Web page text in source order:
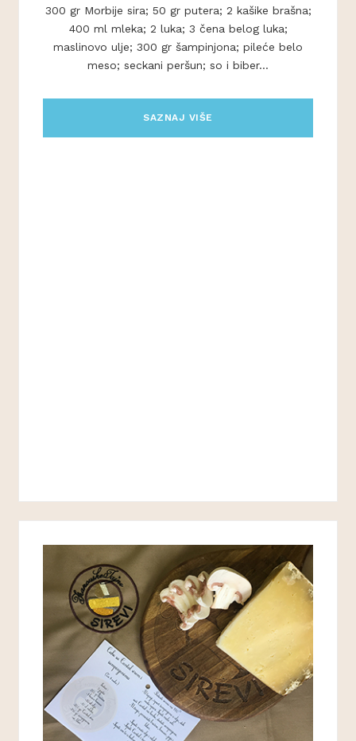
300 gr Morbije sira; 50 gr putera; 2 kašike brašna;
400 ml mleka; 2 luka; 3 čena belog luka;
maslinovo ulje; 300 gr šampinjona; pileće belo
meso; seckani peršun; so i biber...
SAZNAJ VIŠE